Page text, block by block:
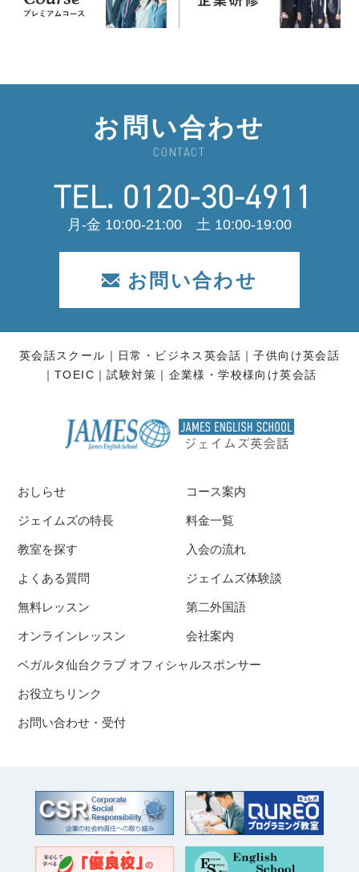
お問い合わせ
CONTACT
月-金 10:00-21:00 土 10:00-19:00
お問い合わせ
英会話スクール 日常・ビジネス英会話
子供向け英会話
TOEIC
試験対策 企業様・学校様向け英会話
おしらせ
ジェイムズの特長
教室を探す
コース案内
料金一覧
入会の流れ
よくある質問
無料レッスン
オンラインレッスン
ジェイムズ体験談
第二外国語
会社案内
ベガルタ仙台クラブ オフィシャルスポンサー
お役立ちリンク
お問い合わせ・受付